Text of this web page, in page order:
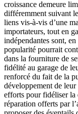
croissance demeure
différemment suivant
liens vis-à-vis d’une
importateurs, tout en
indépendantes sont,
popularité pourrait
dans la fourniture de
fidélité au garage de
renforcé du fait de la
développement de
efforts pour fidéliser la
réparation offerts par